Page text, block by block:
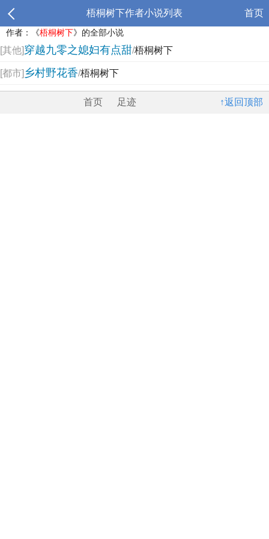
梧桐树下作者小说列表 首页
作者：《梧桐树下》的全部小说
[其他]穿越九零之媳妇有点甜/梧桐树下
[都市] 乡村野花香/梧桐树下
↑返回顶部
首页 足迹